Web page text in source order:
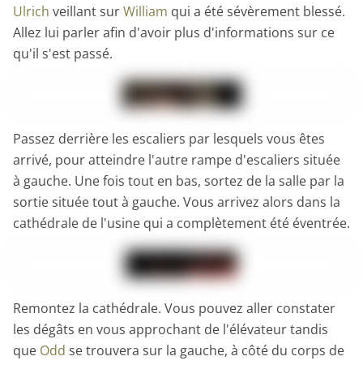
Ulrich veillant surWilliam qui a été sévèrement blessé.
Allez lui parler afin d'avoir plus d'informations sur ce
qu'il s'est passé.
Passez derrière les escaliers par lesquels vous êtes
arrivé, pour atteindre l'autre rampe d'escaliers située
à gauche. Une fois tout en bas, sortez de la salle par la
sortie située tout à gauche. Vous arrivez alors dans la
cathédrale de l'usine qui a complètement été éventrée.
Remontez la cathédrale. Vous pouvez aller constater
les dégâts en vous approchant de l'élévateur tandis
que Odd se trouvera sur la gauche, à côté du corps de